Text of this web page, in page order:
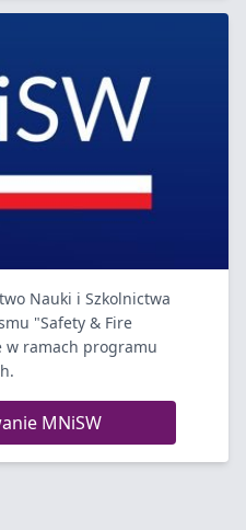
Nauki i Szkolnictwa
"Safety & Fire
w ramach programu
MNiSW